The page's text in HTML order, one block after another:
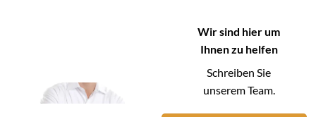
Wir sind hier um
Ihnen zu helfen
Schreiben Sie
unserem Team.